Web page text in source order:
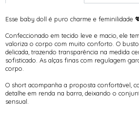
Esse baby doll é puro charme e feminilidade
Confeccionado em tecido leve e macio, ele
valoriza o corpo com muito conforto. O
delicada, trazendo transparência na medida
sofisticado. As alças finas com regulagem
corpo.
O short acompanha a proposta confortável,
detalhe em renda na barra, deixando o
sensual.